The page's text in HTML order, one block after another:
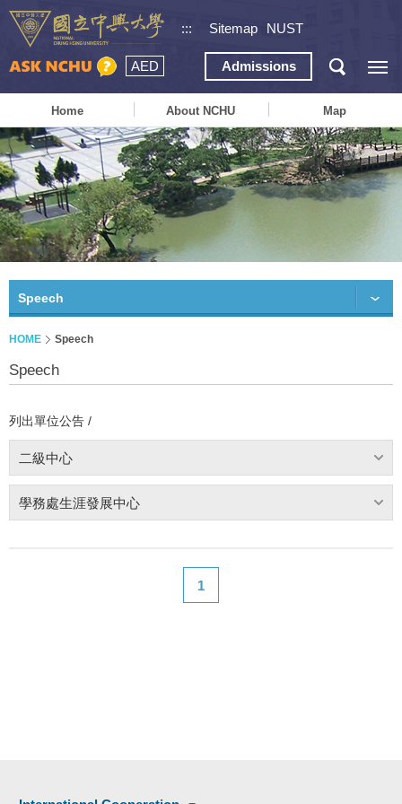
::: Sitemap NUST
AED Admissions
Home About NCHU Map
Speech
HOME Speech
Speech
列出單位公告 /
二級中心
學務處生涯發展中心
1